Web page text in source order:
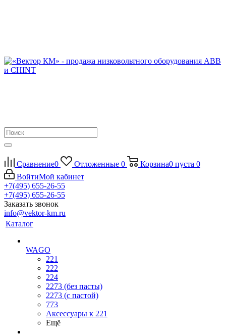
Сравнение0 Отложенные 0 Корзина0 пуста 0
ВойтиМой кабинет
+7(495) 655-26-55
+7(495) 655-26-55
Заказать звонок
info@vektor-km.ru
Каталог
WAGO
221
222
224
2273 (без пасты)
2273 (с пастой)
773
Аксессуары к 221
Ещё